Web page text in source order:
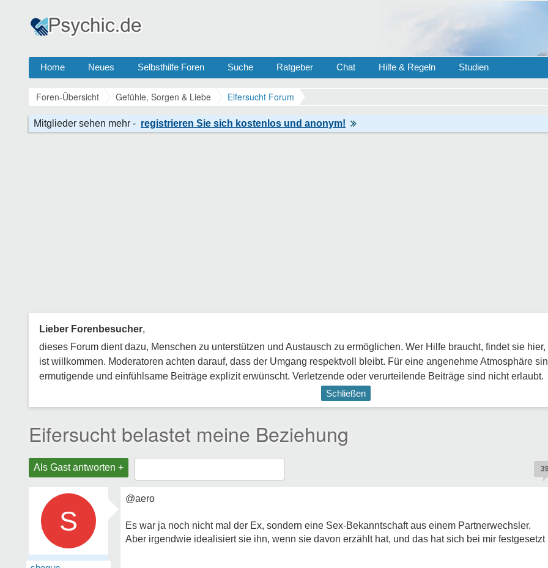
Home Neues Selbsthilfe Foren Suche Ratgeber Chat Hilfe & Regeln Studien
Foren-Übersicht Gefühle, Sorgen & Liebe Eifersucht Forum
Lieber Forenbesucher,
dieses Forum dient dazu, Menschen zu unterstützen und Austausch zu ermöglichen. Wer Hilfe braucht, findet sie
ist willkommen. Moderatoren achten darauf, dass der Umgang respektvoll bleibt. Für eine angenehme Atmosphäre
ermutigende und einfühlsame Beiträge explizit erwünscht. Verletzende oder verurteilende Beiträge sind nicht erlaubt.
Schließen
Eifersucht belastet meine Beziehung
Als Gast antworten +
S
@aero
Es war ja noch nicht mal der Ex, sondern eine Sex-Bekanntschaft aus einem Partnerwechsler.
Aber irgendwie idealisiert sie ihn, wenn sie davon erzählt hat, und das hat sich bei mir festgesetzt